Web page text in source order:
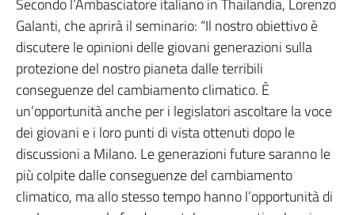
Secondo l’Ambasciatore italiano in Thailandia, Lorenzo
Galanti, che aprirà il seminario: “Il nostro obiettivo è
discutere le opinioni delle giovani generazioni sulla
protezione del nostro pianeta dalle terribili
conseguenze del cambiamento climatico. È
un’opportunità anche per i legislatori ascoltare la voce
dei giovani e i loro punti di vista ottenuti dopo le
discussioni a Milano. Le generazioni future saranno le
più colpite dalle conseguenze del cambiamento
climatico, ma allo stesso tempo hanno l’opportunità di